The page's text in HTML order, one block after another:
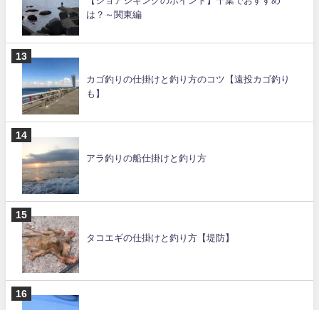
は？～関東編
カゴ釣りの仕掛けと釣り方のコツ【遠投カゴ釣り
も】
アラ釣りの船仕掛けと釣り方
タコエギの仕掛けと釣り方【堤防】